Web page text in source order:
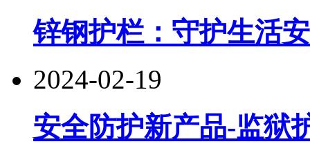
锌钢护栏：守护生活
2024-02-19
安全防护新产品-监狱